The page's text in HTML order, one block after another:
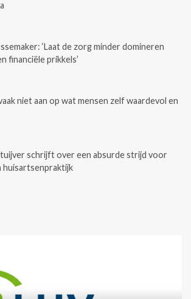
‘Laat de zorg minder domineren
financiële prikkels’
niet aan op wat mensen zelf waardevol en
schrijft over een absurde strijd voor
huisartsenpraktijk